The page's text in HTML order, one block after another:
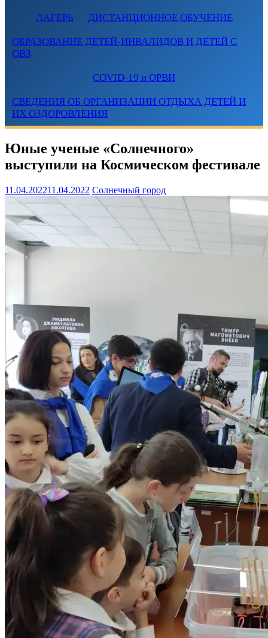
ЛАГЕРЬ ДИСТАНЦИОННОЕ ОБУЧЕНИЕ
ОБРАЗОВАНИЕ ДЕТЕЙ-ИНВАЛИДОВ И ДЕТЕЙ С
ОВЗ
COVID-19 и ОРВИ
СВЕДЕНИЯ ОБ ОРГАНИЗАЦИИ ОТДЫХА ДЕТЕЙ И
ИХ ОЗДОРОВЛЕНИЯ
Юные ученые «Солнечного»
выступили на Космическом фестивале
11.04.202211.04.2022 Солнечный город